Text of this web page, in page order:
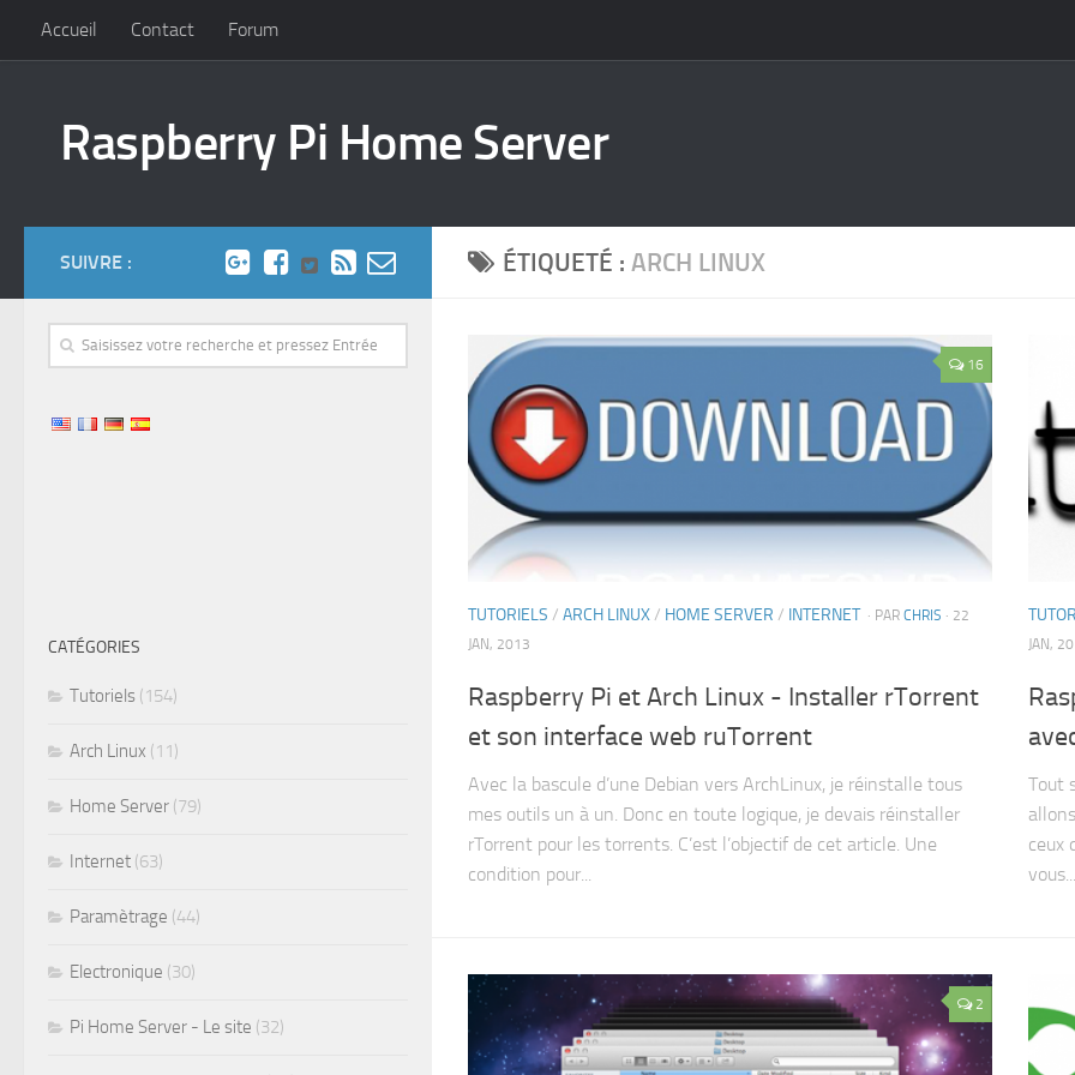
Accueil Contact Forum
Raspberry Pi Home Server
ÉTIQUETÉ : ARCH LINUX
16
TUTORIELS / ARCH LINUX/ HOME SERVER / INTERNET · PAR CHRIS · 22
JAN, 2013
Raspberry Pi et Arch Linux - Installer rTorrent
et son interface web ruTorrent
Avec la bascule d’une Debian vers ArchLinux, je réinstalle tous
mes outils un à un. Donc en toute logique, je devais réinstaller
rTorrent pour les torrents. C’est l’objectif de cet article. Une
condition pour...
JAN,
Tout
ceux
vous...
2
SUIVRE :
CATÉGORIES
Tutoriels (154)
Arch Linux (11)
Home Server (79)
Internet (63)
Paramètrage (44)
Electronique (30)
Pi Home Server - Le site (32)